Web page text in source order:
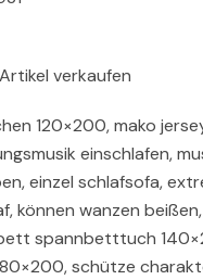
verkaufen
120×200, mako
einschlafen,
einzel schlafsofa,
können wanzen
spannbetttuch
schütze